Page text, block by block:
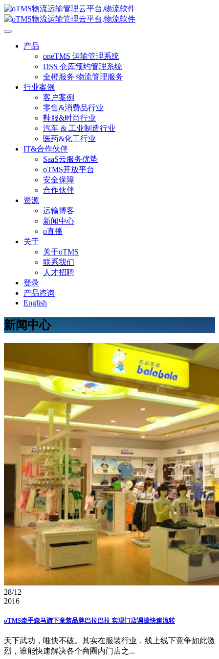
产品
oneTMS 运输管理系统
DSS 仓库预约管理系统
全橙服务 物流管理服务
行业案例
客户案例
零售&消费品行业
鞋服&时尚行业
汽车 & 工业制造行业
医药&化工行业
IT&合作伙伴
SaaS云服务优势
oTMS开放平台
安全保障
合作伙伴
资源
运输博客
新闻中心
o直播
关于
关于oTMS
联系我们
人才招聘
登录
产品咨询
English
新闻中心
28/12
2016
oTMS牵手森马旗下童装品牌巴拉巴拉 实现门店调拨快速流转
天下武功，唯快不破。其实在服装行业，线上线下竞争如此激
烈，谁能快速解决各个商圈内门店之...